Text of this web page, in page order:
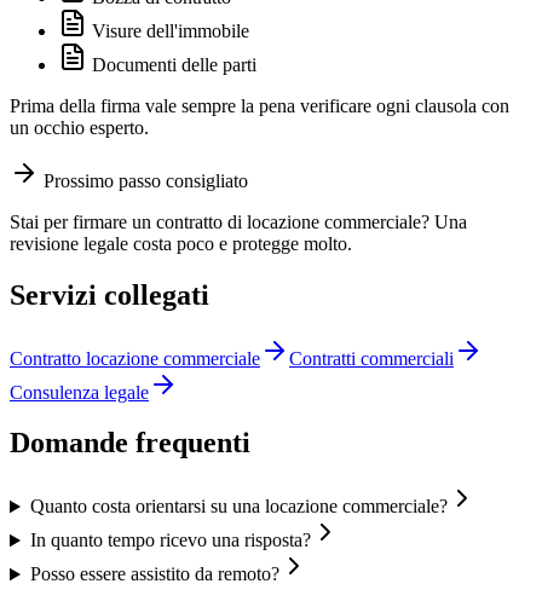
Visure dell'immobile
Documenti delle parti
Prima della firma vale sempre la pena verificare ogni clausola con
un occhio esperto.
Prossimo passo consigliato
Stai per firmare un contratto di locazione commerciale? Una
revisione legale costa poco e protegge molto.
Servizi collegati
Contratto locazione commerciale
Contratti commerciali
Consulenza legale
Domande frequenti
Quanto costa orientarsi su una locazione commerciale?
In quanto tempo ricevo una risposta?
Posso essere assistito da remoto?